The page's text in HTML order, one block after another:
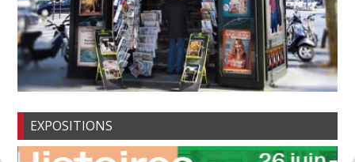
EXPOSITIONS